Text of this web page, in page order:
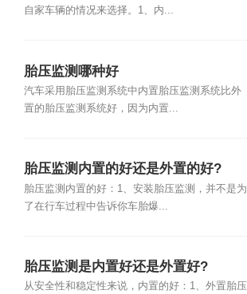
自家车辆的情况来选择。1、内...
胎压监测哪种好
汽车采用胎压监测系统中内置胎压监测系统比外
置的胎压监测系统好，因为内置...
胎压监测内置的好还是外置的好?
胎压监测内置的好：1、安装胎压监测，并不是为
了在行车过程中告诉你车胎爆...
胎压监测是内置好还是外置好?
从安全性和稳定性来说，内置的好：1、外置胎压